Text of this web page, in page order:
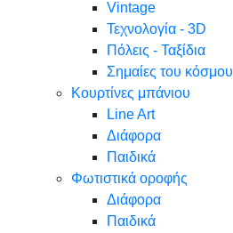
Vintage
Τεχνολογία - 3D
Πόλεις - Ταξίδια
Σημαίες του κόσμου
Κουρτίνες μπάνιου
Line Art
Διάφορα
Παιδικά
Φωτιστικά οροφής
Διάφορα
Παιδικά